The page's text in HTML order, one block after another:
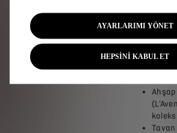
DS
Döner
Pallas
Ahşap
AYARLARIMI YÖNET
HEPSİNİ KABUL ET